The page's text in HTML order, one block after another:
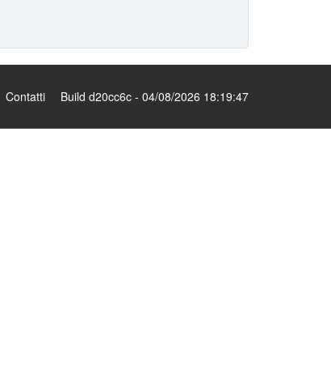
Contatti Build d20cc6c - 04/08/2026 18:19:47